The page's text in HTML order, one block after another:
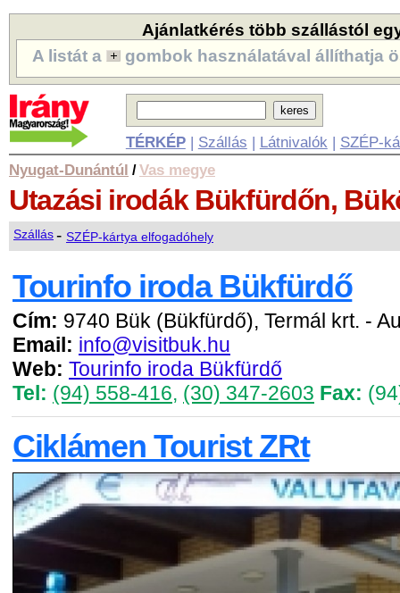
Ajánlatkérés több szállástól
A listát a
gombok használatával állíthatja
TÉRKÉP| Szállás | Látnivalók | SZÉP-
Nyugat-Dunántúl /Vas megye
Utazási irodák Bükfürdőn,
Szállás- SZÉP-kártya elfogadóhely
Tourinfo iroda Bükfürdő
Cím: 9740 Bük (Bükfürdő), Termál krt. -
Email: info@visitbuk.hu
Web: Tourinfo iroda Bükfürdő
Tel: (94) 558-416, (30) 347-2603 Fax:
Ciklámen Tourist ZRt